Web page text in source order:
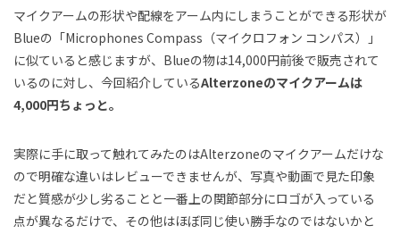
マイクアームの形状や配線をアーム内にしまうことができる形状が
Blueの「Microphones Compass（マイクロフォン コンパス）」
に似ていると感じますが、Blueの物は14,000円前後で販売されて
いるのに対し、今回紹介しているAlterzoneのマイクアームは
4,000円ちょっと。
実際に手に取って触れてみたのはAlterzoneのマイクアームだけな
ので明確な違いはレビューできませんが、写真や動画で見た印象
だと質感が少し劣ることと一番上の関節部分にロゴが入っている
点が異なるだけで、その他はほぼ同じ使い勝手なのではないかと